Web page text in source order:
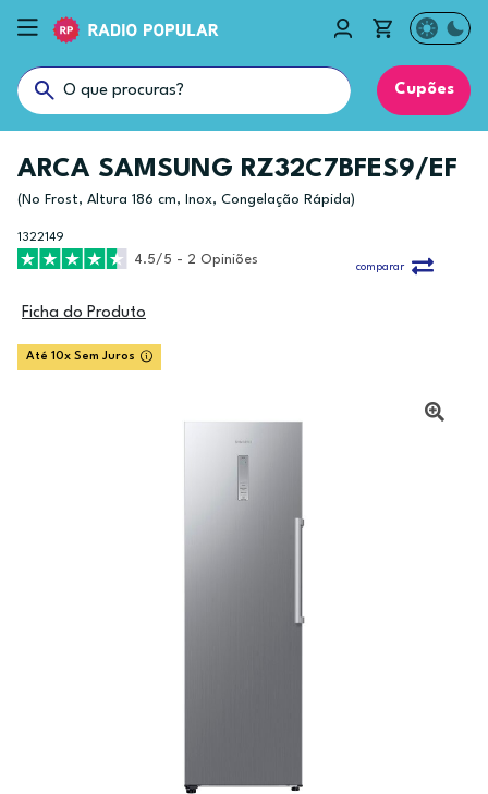
Cupões
ARCA SAMSUNG RZ32C7BFES9/EF
(No Frost, Altura 186 cm, Inox, Congelação Rápida)
1322149
4.5/5 - 2 Opiniões
comparar
Ficha do Produto
Até 10x Sem Juros